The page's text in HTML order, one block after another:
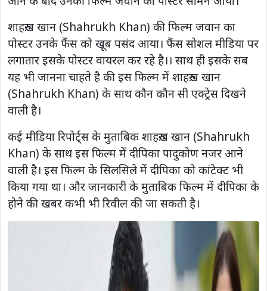
शाहरुख़ खान (Shahrukh Khan) की फिल्म जवान का
पोस्टर उनके फैंस को खूब पसंद आया। फैंस सोशल मीडिया पर
लगातार इसके पोस्टर वायरल कर रहे है।। साथ ही इसके सब
यह भी जानना चाहते है की इस फिल्म में शाहरुख़ खान
(Shahrukh Khan) के साथ कौन कौन सी एक्ट्रेस दिखने
वाली है।
कई मीडिया रिपोर्ट्स के मुताबिक शाहरुख़ खान (Shahrukh
Khan) के साथ इस फिल्म में दीपिका पादुकोण नजर आने
वाली है। इस फिल्म के सिलसिले में दीपिका को कांटेक्ट भी
किया गया था। और जानकारी के मुताबिक फिल्म में दीपिका के
होने की खबर कभी भी रिवील की जा सकती है।